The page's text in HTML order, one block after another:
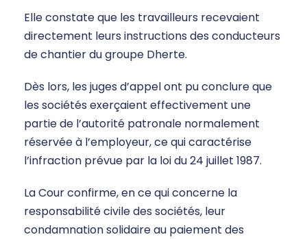
Elle constate que les travailleurs recevaient
directement leurs instructions des conducteurs
de chantier du groupe Dherte.
Dès lors, les juges d’appel ont pu conclure que
les sociétés exerçaient effectivement une
partie de l’autorité patronale normalement
réservée à l’employeur, ce qui caractérise
l’infraction prévue par la loi du 24 juillet 1987.
La Cour confirme, en ce qui concerne la
responsabilité civile des sociétés, leur
condamnation solidaire au paiement des